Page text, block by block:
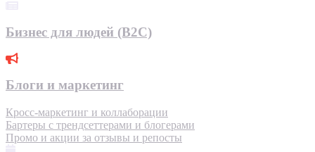
Бизнес для людей (B2C)
Блоги и маркетинг
Кросс-маркетинг и коллаборации
Бартеры с трендсеттерами и блогерами
Промо и акции за отзывы и репосты